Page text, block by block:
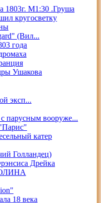
1803г. М1:30 .Груша
кругосветку
(Вил...
года
Ушакова
эксп...
парусным вооруже...
катер
Голландец)
Дрейка
18 века